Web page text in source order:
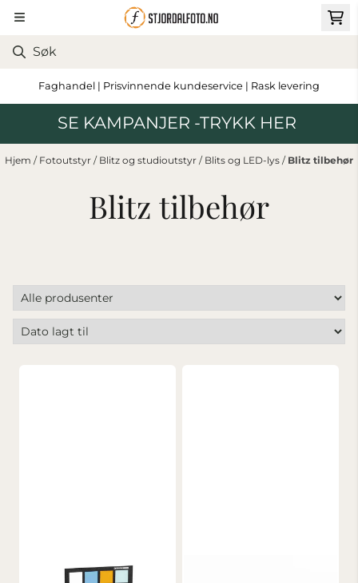
Hopp til innhold
Faghandel | Prisvinnende kundeservice | Rask levering
SE KAMPANJER -TRYKK HER
Hjem / Fotoutstyr / Blitz og studioutstyr / Blits og LED-lys / Blitz tilbehør
Blitz tilbehør